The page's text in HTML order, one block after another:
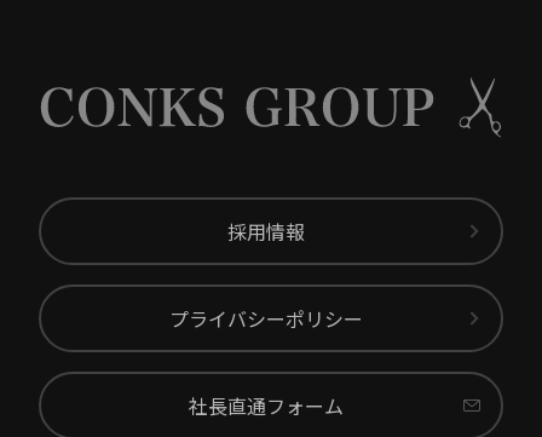
採用情報
プライバシーポリシー
社長直通フォーム